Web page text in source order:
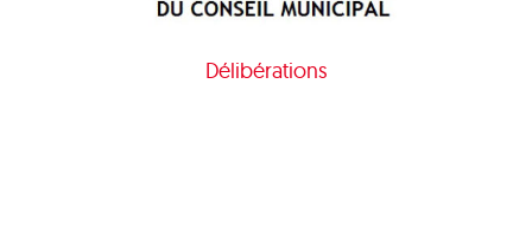
Délibérations